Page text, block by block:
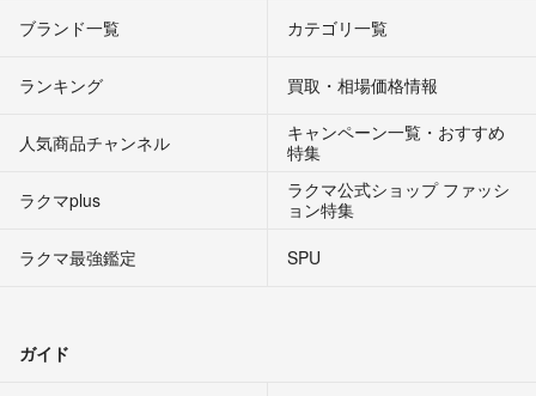
ブランド一覧 カテゴリ一覧
ランキング 買取・相場価格情報
人気商品チャンネル
キャンペーン一覧・おすすめ
特集
ラクマplus
ラクマ公式ショップ ファッシ
ョン特集
ラクマ最強鑑定
SPU
ガイド